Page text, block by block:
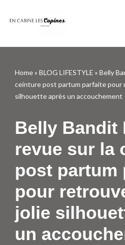
Home» BLOG LIFESTYLE » Belly
ceinture post partum parfaite pour
silhouette après un accouchement
Belly Bandit
revue sur la
post partum
pour
jolie
un